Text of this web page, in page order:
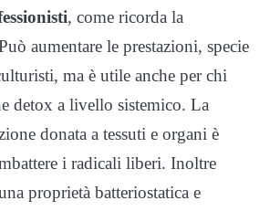
, come ricorda la
aumentare le prestazioni, specie
ma è utile anche per chi
detox a livello sistemico. La
donata a tessuti e organi è
i radicali liberi. Inoltre
proprietà batteriostatica e